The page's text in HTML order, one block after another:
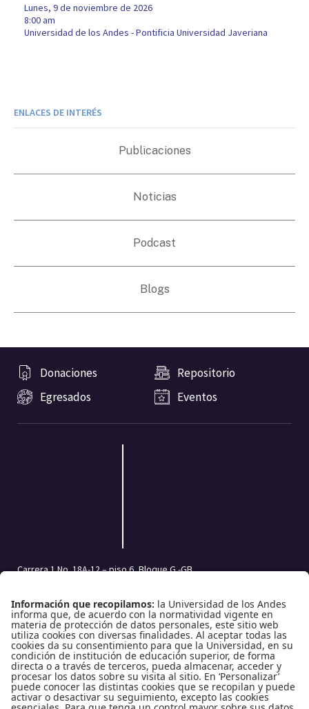
lunes, 9 de noviembre de 2026
8:00 am
Universidad de los Andes - Pontificia Universidad Javeriana
ENLACES DE INTERÉS
Publicaciones
Noticias
Podcast
Blogs
Donaciones
Repositorio
Egresados
Eventos
Carrera 1 No. 18A-12 – piso 6, Bloque G -GB
Tel.: (601) 332 45 05 | (601) 339 49 49 Ext.: 2500
Fax (601) 332 45 08
Redes Sociales